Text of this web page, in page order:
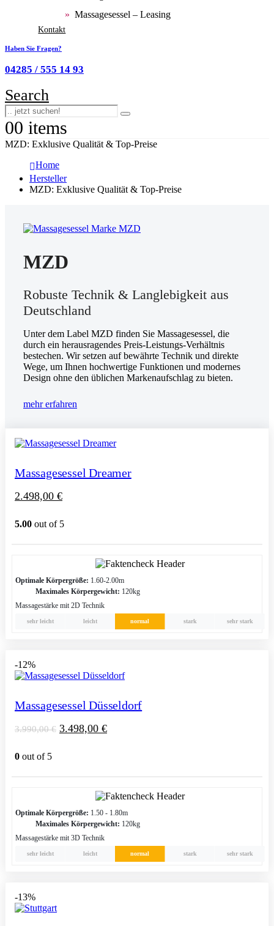
Massagesessel – Leasing
Kontakt
Haben Sie Fragen?
04285 / 555 14 93
Search
00 items
MZD: Exklusive Qualität & Top-Preise
Home
Hersteller
MZD: Exklusive Qualität & Top-Preise
MZD
Robuste Technik & Langlebigkeit aus
Deutschland
Unter dem Label MZD finden Sie Massagesessel, die
durch ein herausragendes Preis-Leistungs-Verhältnis
bestechen. Wir setzen auf bewährte Technik und direkte
Wege, um Ihnen hochwertige Funktionen und modernes
Design ohne den üblichen Markenaufschlag zu bieten.
mehr erfahren
Massagesessel Dreamer
2.498,00 €
5.00 out of 5
Optimale Körpergröße: 1.60-2.00m
Maximales Körpergewicht: 120kg
Massagestärke mit 2D Technik
sehr leicht leicht normal stark sehr stark
-12%
Massagesessel Düsseldorf
3.990,00€ 3.498,00 €
0 out of 5
Optimale Körpergröße: 1.50 - 1.80m
Maximales Körpergewicht: 120kg
Massagestärke mit 3D Technik
sehr leicht leicht normal stark sehr stark
-13%